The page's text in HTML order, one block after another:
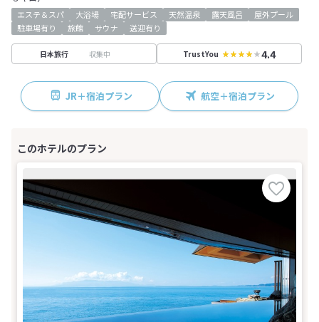
エステ＆スパ 大浴場 宅配サービス 天然温泉 露天風呂
屋外プール
駐車場有り
旅館 サウナ 送迎有り
日本旅行 収集中 TrustYou 4.4
JR＋宿泊プラン 航空＋宿泊プラン